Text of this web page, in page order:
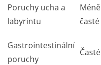
Poruchy ucha a
labyrintu
Méně
časté
Gastrointestinální
poruchy
Časté